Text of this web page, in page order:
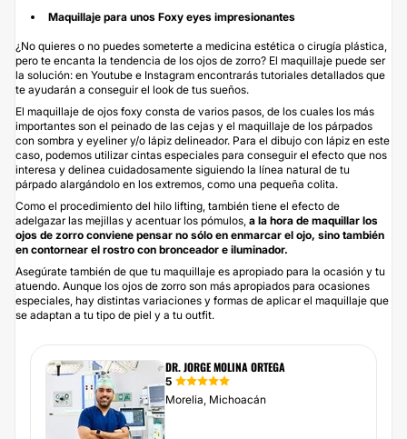
Maquillaje para unos Foxy eyes impresionantes
¿No quieres o no puedes someterte a medicina estética o cirugía plástica,
pero te encanta la tendencia de los ojos de zorro? El maquillaje puede ser
la solución: en Youtube e Instagram encontrarás tutoriales detallados que
te ayudarán a conseguir el look de tus sueños.
El maquillaje de ojos foxy consta de varios pasos, de los cuales los más
importantes son el peinado de las cejas y el maquillaje de los párpados
con sombra y eyeliner y/o lápiz delineador. Para el dibujo con lápiz en este
caso, podemos utilizar cintas especiales para conseguir el efecto que nos
interesa y delinea cuidadosamente siguiendo la línea natural de tu
párpado alargándolo en los extremos, como una pequeña colita.
Como el procedimiento del hilo lifting, también tiene el efecto de
adelgazar las mejillas y acentuar los pómulos, a la hora de maquillar los
ojos de zorro conviene pensar no sólo en enmarcar el ojo, sino también
en contornear el rostro con bronceador e iluminador.
Asegúrate también de que tu maquillaje es apropiado para la ocasión y tu
atuendo. Aunque los ojos de zorro son más apropiados para ocasiones
especiales, hay distintas variaciones y formas de aplicar el maquillaje que
se adaptan a tu tipo de piel y a tu outfit.
DR. JORGE MOLINA ORTEGA
5
Morelia, Michoacán